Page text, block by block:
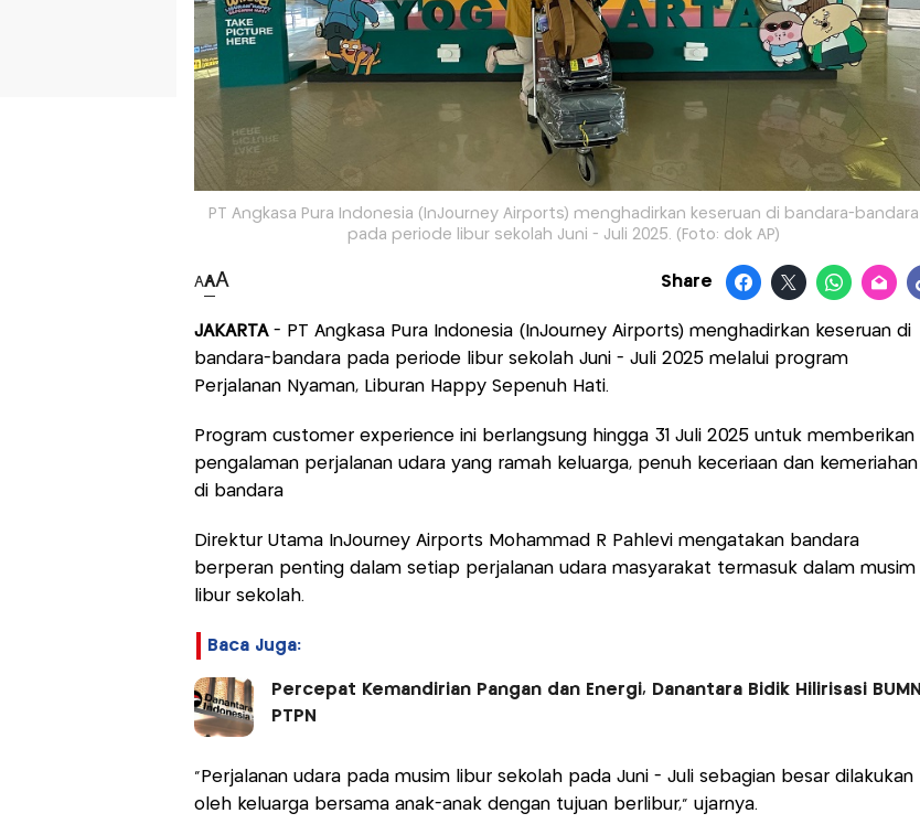
PT Angkasa Pura Indonesia (InJourney Airports) menghadirkan keseruan di bandara-bandara
pada periode libur sekolah Juni - Juli 2025. (Foto: dok AP)
AAA Share
JAKARTA- PT Angkasa Pura Indonesia (InJourney Airports) menghadirkan keseruan di
bandara-bandara pada periode libur sekolah Juni - Juli 2025 melalui program
Perjalanan Nyaman, Liburan Happy Sepenuh Hati.
Program customer experience ini berlangsung hingga 31 Juli 2025 untuk memberikan
pengalaman perjalanan udara yang ramah keluarga, penuh keceriaan dan kemeriahan
di bandara
Direktur Utama InJourney Airports Mohammad R Pahlevi mengatakan bandara
berperan penting dalam setiap perjalanan udara masyarakat termasuk dalam musim
libur sekolah.
Baca Juga:
Percepat Kemandirian Pangan dan Energi, Danantara Bidik Hilirisasi BUMN
PTPN
“Perjalanan udara pada musim libur sekolah pada Juni - Juli sebagian besar dilakukan
oleh keluarga bersama anak-anak dengan tujuan berlibur," ujarnya.